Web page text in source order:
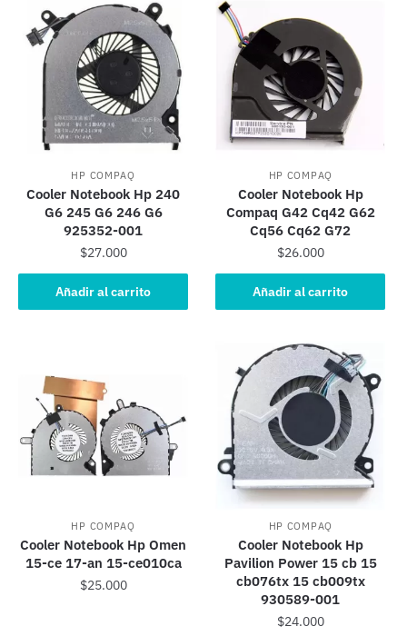
HP COMPAQ
Cooler Notebook Hp 240
G6 245 G6 246 G6
925352-001
$27.000
Añadir al carrito
HP COMPAQ
Cooler Notebook Hp
Compaq G42 Cq42 G62
Cq56 Cq62 G72
$26.000
Añadir al carrito
HP COMPAQ
Cooler Notebook Hp Omen
15-ce 17-an 15-ce010ca
$25.000
HP COMPAQ
Cooler Notebook Hp
Pavilion Power 15 cb 15
cb076tx 15 cb009tx
930589-001
$24.000